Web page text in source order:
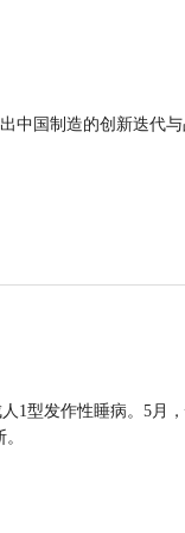
中国制造的创新迭代
1型发作性睡病。5月